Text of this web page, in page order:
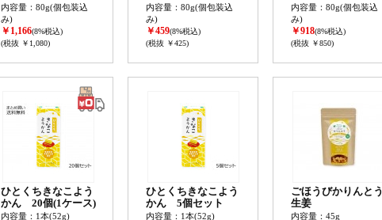
内容量：80g(個包装込
み)
￥1,166(8%税込)
(税抜 ￥1,080)
内容量：80g(個包装込
み)
￥459(8%税込)
(税抜 ￥425)
内容量：80g(個包装込
み)
￥918(8%税込)
(税抜 ￥850)
ひとくちきなこよう
かん 20個(1ケース)
内容量：1本(52g)
ひとくちきなこよう
かん 5個セット
内容量：1本(52g)
ごほうびかりんとう
生姜
内容量：45g